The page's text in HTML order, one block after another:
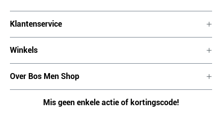
Klantenservice
Winkels
Over Bos Men Shop
Mis geen enkele actie of kortingscode!